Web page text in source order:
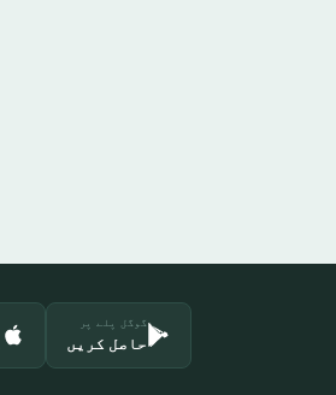
گوگل پلے پر
حاصل کریں